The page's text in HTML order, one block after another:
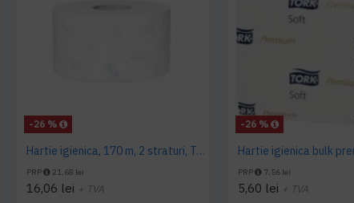
-26 %
Hartie igienica, 170 m, 2 straturi, Tork
PRP 21,68 lei
16,06 lei + TVA
-26 %
PRP 7,56 lei
5,60 lei + TVA